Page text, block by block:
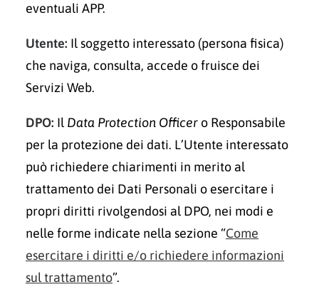
eventuali APP.
Utente: Il soggetto interessato (persona fisica)
che naviga, consulta, accede o fruisce dei
Servizi Web.
DPO: Il Data Protection Officer o Responsabile
per la protezione dei dati. L’Utente interessato
può richiedere chiarimenti in merito al
trattamento dei Dati Personali o esercitare i
propri diritti rivolgendosi al DPO, nei modi e
nelle forme indicate nella sezione “Come
esercitare i diritti e/o richiedere informazioni
sul trattamento”.